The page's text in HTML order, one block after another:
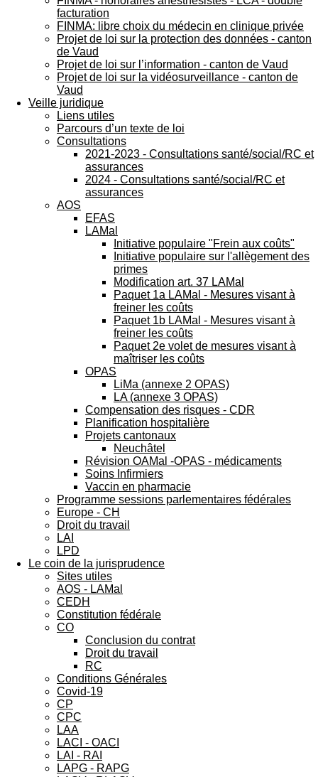
facturation
FINMA: libre choix du médecin en clinique privée
Projet de loi sur la protection des données - canton
de Vaud
Projet de loi sur l’information - canton de Vaud
Projet de loi sur la vidéosurveillance - canton de
Vaud
Veille juridique
Liens utiles
Parcours d’un texte de loi
Consultations
2021-2023 - Consultations santé/social/RC et
assurances
2024 - Consultations santé/social/RC et
assurances
AOS
EFAS
LAMal
Initiative populaire "Frein aux coûts"
Initiative populaire sur l'allègement des
primes
Modification art. 37 LAMal
Paquet 1a LAMal - Mesures visant à
freiner les coûts
Paquet 1b LAMal - Mesures visant à
freiner les coûts
Paquet 2e volet de mesures visant à
maîtriser les coûts
OPAS
LiMa (annexe 2 OPAS)
LA (annexe 3 OPAS)
Compensation des risques - CDR
Planification hospitalière
Projets cantonaux
Neuchâtel
Révision OAMal -OPAS - médicaments
Soins Infirmiers
Vaccin en pharmacie
Programme sessions parlementaires fédérales
Europe - CH
Droit du travail
LAI
LPD
Le coin de la jurisprudence
Sites utiles
AOS - LAMal
CEDH
Constitution fédérale
CO
Conclusion du contrat
Droit du travail
RC
Conditions Générales
Covid-19
CP
CPC
LAA
LACI - OACI
LAI - RAI
LAPG - RAPG